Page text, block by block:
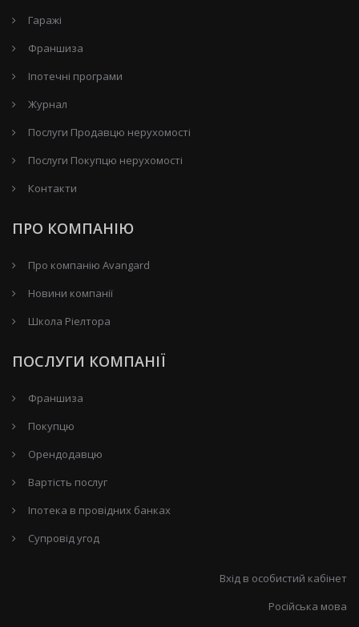
Гаражі
Франшиза
Іпотечні програми
Журнал
Послуги Продавцю нерухомості
Послуги Покупцю нерухомості
Контакти
ПРО КОМПАНІЮ
Про компанію Avangard
Новини компанії
Школа Ріелтора
ПОСЛУГИ КОМПАНІЇ
Франшиза
Покупцю
Орендодавцю
Вартість послуг
Іпотека в провідних банках
Супровід угод
Вхід в особистий кабінет
Російська мова